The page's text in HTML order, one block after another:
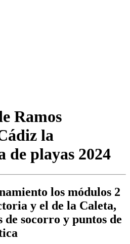
Ramos
la
de playas 2024
los módulos 2
y el de la Caleta,
de socorro y puntos de